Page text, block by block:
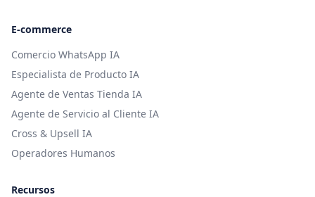
E-commerce
Comercio WhatsApp IA
Especialista de Producto IA
Agente de Ventas Tienda IA
Agente de Servicio al Cliente IA
Cross & Upsell IA
Operadores Humanos
Recursos